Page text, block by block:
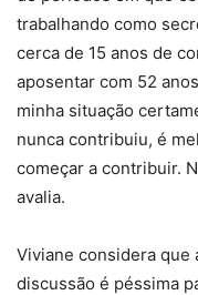
trabalhando como
cerca de 15 anos de
aposentar com 52
minha situação
nunca contribuiu, é
começar a contribuir.
avalia.
Viviane considera que
discussão é péssima